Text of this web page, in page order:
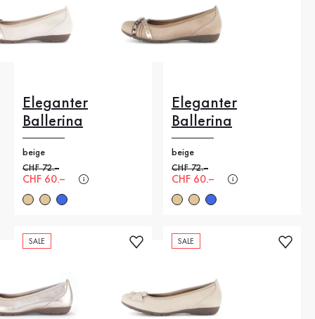
Eleganter
Ballerina
beige
Alter Preis
CHF 72.–
Neuer Preis
CHF 60.–
Eleganter
Ballerina
beige
Alter Preis
CHF 72.–
Neuer Preis
CHF 60.–
SALE SALE